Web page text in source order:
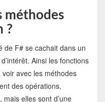
méthodes
?
de F# se cachait dans un
Ainsi les fonctions
avec les méthodes
des opérations,
elles sont d’une